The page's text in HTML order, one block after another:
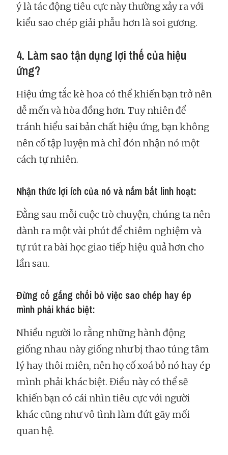
ý là tác động tiêu cực này thường xảy ra với
kiểu sao chép giải phẫu hơn là soi gương.
4. Làm sao tận dụng lợi thế của hiệu
ứng?
Hiệu ứng tắc kè hoa có thể khiến bạn trở nên
dễ mến và hòa đồng hơn. Tuy nhiên để
tránh hiểu sai bản chất hiệu ứng, bạn không
nên cố tập luyện mà chỉ đón nhận nó một
cách tự nhiên.
Nhận thức lợi ích của nó và nắm bắt linh hoạt:
Đằng sau mỗi cuộc trò chuyện, chúng ta nên
dành ra một vài phút để chiêm nghiệm và
tự rút ra bài học giao tiếp hiệu quả hơn cho
lần sau.
Đừng cố gắng chối bỏ việc sao chép hay ép
mình phải khác biệt:
Nhiều người lo rằng những hành động
giống nhau này giống như bị thao túng tâm
lý hay thôi miên, nên họ cố xoá bỏ nó hay ép
mình phải khác biệt. Điều này có thể sẽ
khiến bạn có cái nhìn tiêu cực với người
khác cũng như vô tình làm đứt gãy mối
quan hệ.